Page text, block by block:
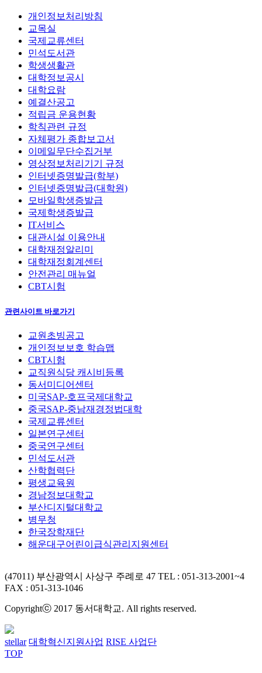
개인정보처리방침
교목실
국제교류센터
민석도서관
학생생활관
대학정보공시
대학요람
예결산공고
적립금 운용현황
학칙관련 규정
자체평가 종합보고서
이메일무단수집거부
영상정보처리기기 규정
인터넷증명발급(학부)
인터넷증명발급(대학원)
모바일학생증발급
국제학생증발급
IT서비스
대관시설 이용안내
대학재정알리미
대학재정회계센터
안전관리 매뉴얼
CBT시험
관련사이트 바로가기
교원초빙공고
개인정보보호 학습맵
CBT시험
교직원식당 캐시비등록
동서미디어센터
미국SAP-호프국제대학교
중국SAP-중남재경정법대학
국제교류센터
일본연구센터
중국연구센터
민석도서관
산학협력단
평생교육원
경남정보대학교
부산디지털대학교
병무청
한국장학재단
해운대구어린이급식관리지원센터
(47011) 부산광역시 사상구 주례로 47 TEL : 051-313-2001~4
FAX : 051-313-1046
Copyrightⓒ 2017 동서대학교. All rights reserved.
stellar 대학혁신지원사업 RISE 사업단
TOP